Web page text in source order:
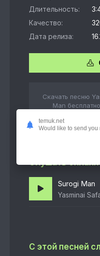
Длительность:
Качество:
Дата релиза:
Скачать песню
Man
Слушать онлайн
Surogi Man
Yasminai
С этой песней
temuk.net
Would like to send you